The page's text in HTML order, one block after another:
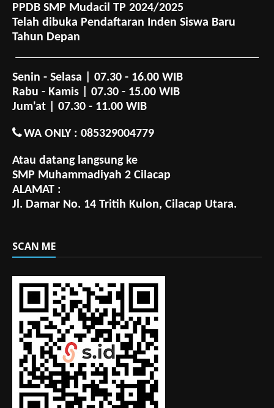
PPDB SMP Mudacil TP 2024/2025
Telah dibuka Pendaftaran Inden Siswa Baru
Tahun Depan
Senin - Selasa | 07.30 - 16.00 WIB
Rabu - Kamis | 07.30 - 15.00 WIB
Jum'at | 07.30 - 11.00 WIB
WA ONLY : 085329004779
Atau datang langsung ke
SMP Muhammadiyah 2 Cilacap
ALAMAT :
Jl. Damar No. 14 Tritih Kulon, Cilacap Utara.
SCAN ME